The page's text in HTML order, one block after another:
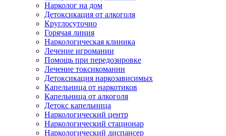
Нарколог на дом
Детоксикация от алкоголя
Круглосуточно
Горячая линия
Наркологическая клиника
Лечение игромании
Помощь при передозировке
Лечение токсикомании
Детоксикация наркозависимых
Капельница от наркотиков
Капельница от алкоголя
Детокс капельница
Наркологический центр
Наркологический стационар
Наркологический диспансер